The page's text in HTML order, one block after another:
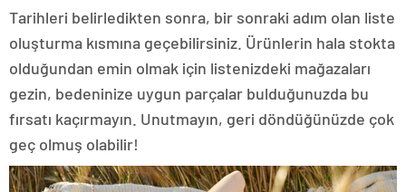
Tarihleri belirledikten sonra, bir sonraki adım olan liste
oluşturma kısmına geçebilirsiniz. Ürünlerin hala stokta
olduğundan emin olmak için listenizdeki mağazaları
gezin, bedeninize uygun parçalar bulduğunuzda bu
fırsatı kaçırmayın. Unutmayın, geri döndüğünüzde çok
geç olmuş olabilir!